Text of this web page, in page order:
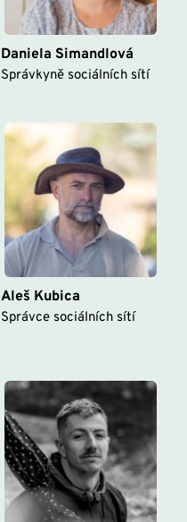
Daniela Simandlová
Správkyně sociálních sítí
Aleš Kubica
Správce sociálních sítí